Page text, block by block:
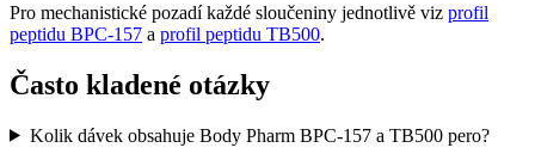
Pro mechanistické pozadí každé sloučeniny jednotlivě viz profil
peptidu BPC-157 a profil peptidu TB500.
Často kladené otázky
Kolik dávek obsahuje Body Pharm BPC-157 a TB500 pero?